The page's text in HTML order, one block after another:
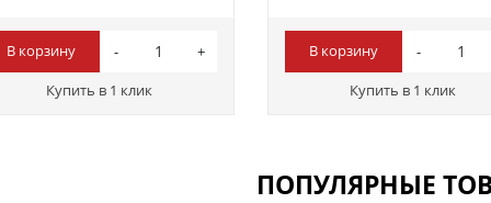
В корзину
Купить в 1 клик
В корзину
Купить в 1 клик
ПОПУЛЯРНЫЕ